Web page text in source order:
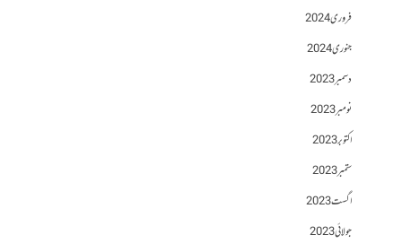
فروری 2024
جنوری 2024
دسمبر 2023
نومبر 2023
اکتوبر 2023
ستمبر 2023
اگست 2023
جولائی 2023